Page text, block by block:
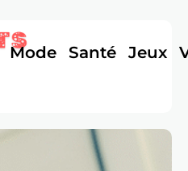
Mode Santé Jeux